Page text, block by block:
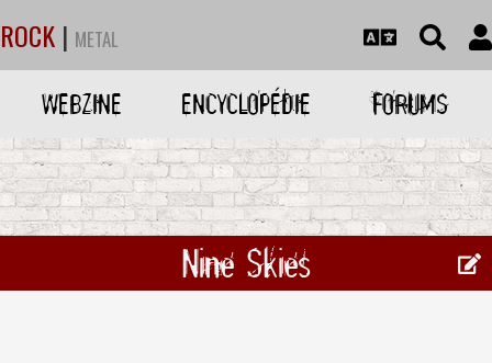
ROCK | METAL
WEBZINE ENCYCLOPÉDIE FORUMS
Nine Skies